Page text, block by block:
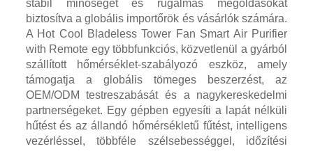
stabil minőséget és rugalmas megoldásokat
biztosítva a globális importőrök és vásárlók számára.
A Hot Cool Bladeless Tower Fan Smart Air Purifier
with Remote egy többfunkciós, közvetlenül a gyárból
szállított hőmérséklet-szabályozó eszköz, amely
támogatja a globális tömeges beszerzést, az
OEM/ODM testreszabását és a nagykereskedelmi
partnerségeket. Egy gépben egyesíti a lapát nélküli
hűtést és az állandó hőmérsékletű fűtést, intelligens
vezérléssel, többféle szélsebességgel, időzítési